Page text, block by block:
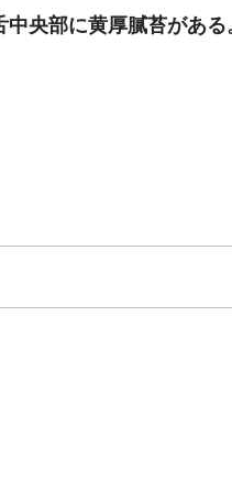
央部に黄厚膩苔がある